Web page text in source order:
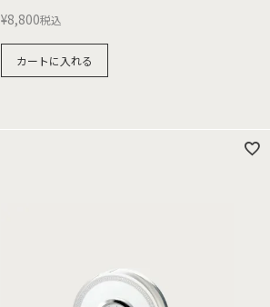
¥8,800税込
カートに入れる